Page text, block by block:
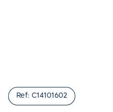
Ref: C14101602